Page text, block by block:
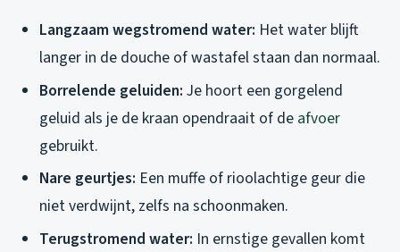
Langzaam wegstromend water: Het water blijft
langer in de douche of wastafel staan dan normaal.
Borrelende geluiden: Je hoort een gorgelend
geluid als je de kraan opendraait of de afvoer
gebruikt.
Nare geurtjes: Een muffe of rioolachtige geur die
niet verdwijnt, zelfs na schoonmaken.
Terugstromend water: In ernstige gevallen komt